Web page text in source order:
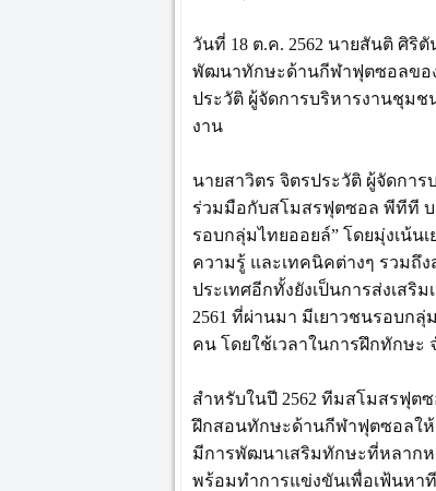
วันที่ 18 ต.ค. 2562 นายสันติ ศิริ
พัฒนาทักษะด้านกีฬาฟุตซอลของ
ประวัติ ผู้จัดการบริหารงานชุม
งาน
นายสาวิตร จิตรประวัติ ผู้จัดกา
ร่วมมือกับสโมสรฟุตซอล พีทีที
รอบกลุ่มไทยออยล์” โดยมุ่งเน้น
ความรู้ และเทคนิคต่างๆ รวมถึ
ประเทศอีกทั้งยังเป็นการส่งเสริ
2561 ที่ผ่านมา มีเยาวชนรอบก
คน โดยใช้เวลาในการฝึกทักษะ
สำหรับในปี 2562 ทีมสโมสรฟุต
ฝึกสอนทักษะด้านกีฬาฟุตซอลให้
มีการพัฒนาเสริมทักษะที่หลากห
พร้อมทำการแข่งขันเพื่อเฟ้นหา